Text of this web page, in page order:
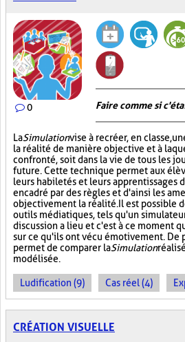
0 Faire comme si
LaSimulationvise à recréer, en classe,
la réalité de manière objective et à
confronté, soit dans la vie de tous les
future. Cette technique permet aux
leurs habiletés et leurs apprentissages
encadré par des règles et d'ainsi les
objectivement la réalité. Il est possible
outils médiatiques, tels qu'un
discussion a lieu et c'est à ce moment
sur ce qu'ils ont vécu émotivement. De
permet de comparer laSimulation
modélisée.
Ludification (9) Cas réel (4)
CRÉATION VISUELLE